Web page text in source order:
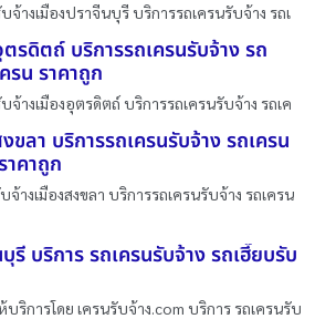
จ้างเมืองปราจีนบุรี บริการรถเครนรับจ้าง รถเ
รดิตถ์ บริการรถเครนรับจ้าง รถ
ครน ราคาถูก
จ้างเมืองอุตรดิตถ์ บริการรถเครนรับจ้าง รถเค
ขลา บริการรถเครนรับจ้าง รถเครน
าคาถูก
จ้างเมืองสงขลา บริการรถเครนรับจ้าง รถเครน
รี บริการ รถเครนรับจ้าง รถเฮี๊ยบรับ
ริการโดย เครนรับจ้าง.com บริการ รถเครนรับ